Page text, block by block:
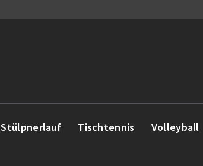
Stülpnerlauf Tischtennis Volleyball